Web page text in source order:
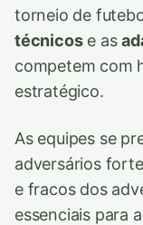
torneio de
técnicose as
competem com
estratégico.
As equipes se
adversários
e fracos dos
essenciais para